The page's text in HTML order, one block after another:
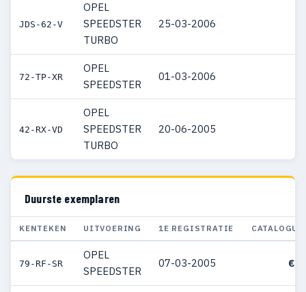
JDS-62-V
OPEL
SPEEDSTER
TURBO
25-03-2006
72-TP-XR
OPEL
SPEEDSTER
01-03-2006
42-RX-VD
OPEL
SPEEDSTER
TURBO
20-06-2005
Duurste exemplaren
KENTEKEN UITVOERING 1E REGISTRATIE
79-RF-SR
OPEL
SPEEDSTER
07-03-2005 €